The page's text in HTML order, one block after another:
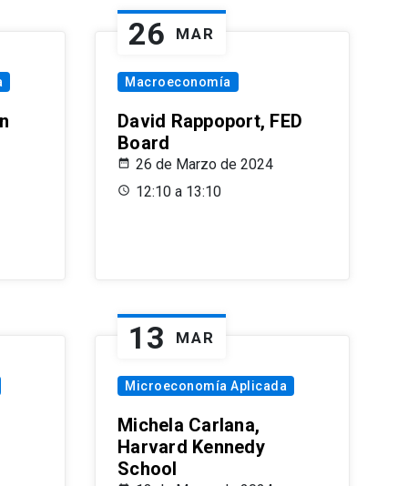
26 MAR
Macroeconomía
David Rappoport, FED
Board
26 de Marzo de 2024
12:10 a 13:10
13 MAR
Microeconomía Aplicada
Michela Carlana,
Harvard Kennedy
School